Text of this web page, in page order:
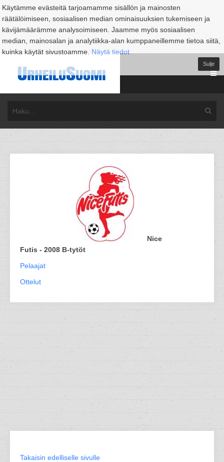
Käytämme evästeitä tarjoamamme sisällön ja mainosten
räätälöimiseen, sosiaalisen median ominaisuuksien tukemiseen ja
kävijämäärämme analysoimiseen. Jaamme myös sosiaalisen
median, mainosalan ja analytiikka-alan kumppaneillemme tietoa siitä,
kuinka käytät sivustoamme. Näytä tiedot
Sulje
Nice
Futis - 2008 B-tytöt
Pelaajat
Ottelut
Takaisin edelliselle sivulle